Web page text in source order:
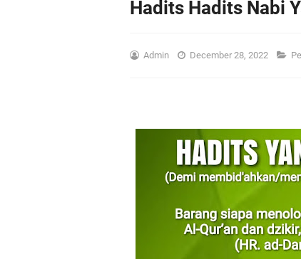
Hadits Hadits Nabi
Admin December 28, 2022